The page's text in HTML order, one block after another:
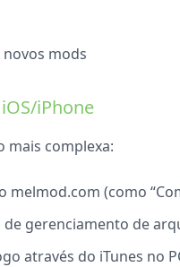
mods
iPhone
mais complexa:
melmod.com (como
gerenciamento de
através do iTunes no